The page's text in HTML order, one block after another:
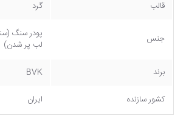
قالب گرد
جنس
پودر سنگ
لب پر شدن)
برند BVK
کشور سازنده ایران